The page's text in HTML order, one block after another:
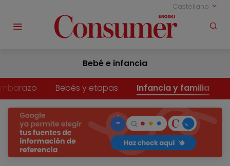
Castellano
Bebé e infancia
Bebés y etapas Infancia y familia